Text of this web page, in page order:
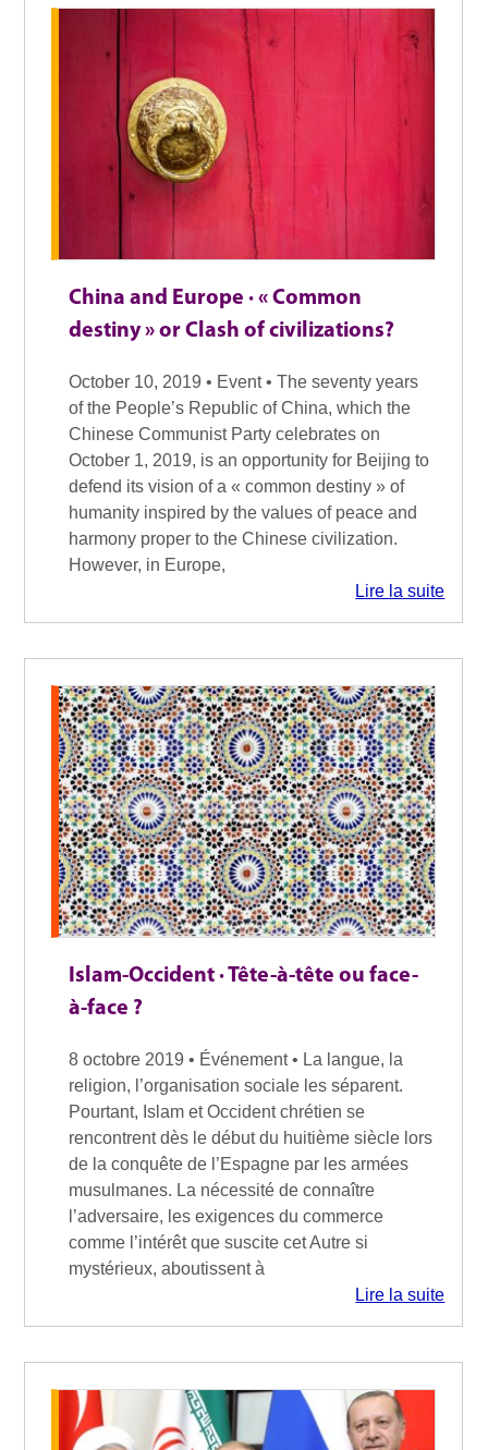
China and Europe · « Common
destiny » or Clash of civilizations?
October 10, 2019 • Event • The seventy years
of the People’s Republic of China, which the
Chinese Communist Party celebrates on
October 1, 2019, is an opportunity for Beijing to
defend its vision of a « common destiny » of
humanity inspired by the values of peace and
harmony proper to the Chinese civilization.
However, in Europe,
Lire la suite
Islam-Occident · Tête-à-tête ou face-
à-face ?
8 octobre 2019 • Événement • La langue, la
religion, l’organisation sociale les séparent.
Pourtant, Islam et Occident chrétien se
rencontrent dès le début du huitième siècle lors
de la conquête de l’Espagne par les armées
musulmanes. La nécessité de connaître
l’adversaire, les exigences du commerce
comme l’intérêt que suscite cet Autre si
mystérieux, aboutissent à
Lire la suite